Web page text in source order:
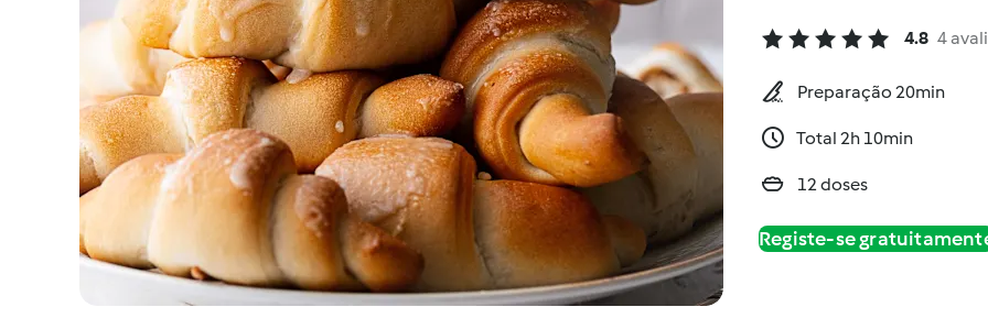
4.8 4
Preparação 20min
Total 2h 10min
12 doses
Registe-se